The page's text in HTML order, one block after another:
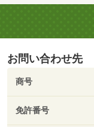
お問い合わせ先
商号
免許番号